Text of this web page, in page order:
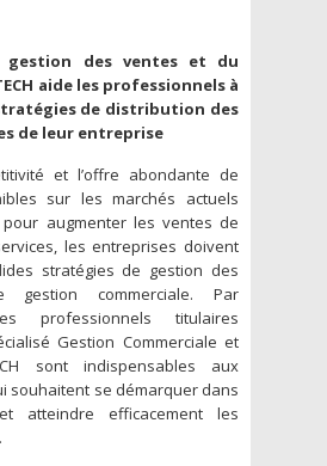
gestion des ventes et du
aide les professionnels à
de distribution des
de leur entreprise
et l’offre abondante de
sur les marchés actuels
augmenter les ventes de
les entreprises doivent
stratégies de gestion des
commerciale. Par
professionnels titulaires
Gestion Commerciale et
sont indispensables aux
souhaitent se démarquer dans
atteindre efficacement les